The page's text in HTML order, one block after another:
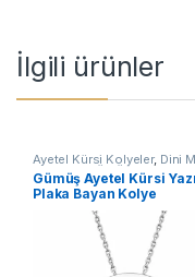
İlgili ürünler
Ayetel Kürsi Kolyeler, Dini
Kolyeler GÜMÜŞ TAKI ,
Kolyeleri,Kolye
Gümüş Ayetel Kürsi
Plaka Bayan Kolye